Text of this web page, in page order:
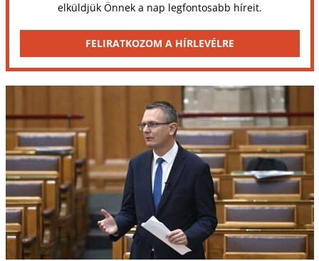
elküldjük Önnek a nap legfontosabb híreit.
FELIRATKOZOM A HÍRLEVÉLRE